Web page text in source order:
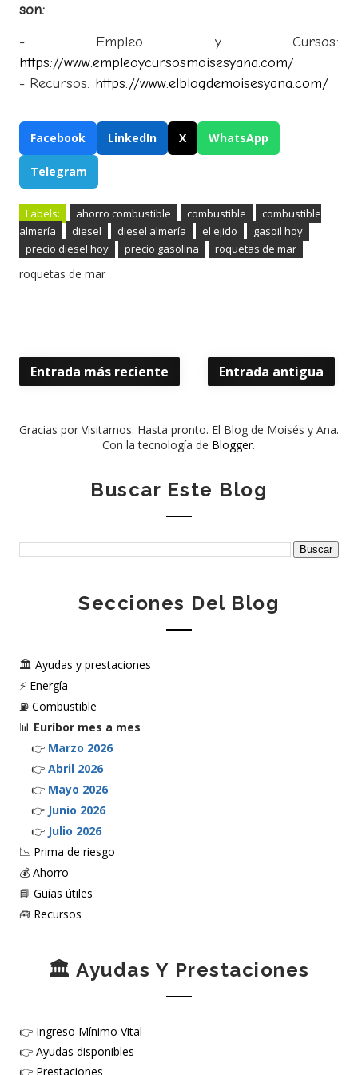
son:
- Empleo y Cursos:
https://www.empleoycursosmoisesyana.com/
- Recursos: https://www.elblogdemoisesyana.com/
Facebook LinkedIn X WhatsApp
Telegram
Labels: ahorro combustible combustible
combustible
almería
diesel diesel almería el ejido
gasoil hoy
precio diesel hoy
precio gasolina roquetas de mar
roquetas de mar
Entrada más reciente Entrada antigua
Gracias por Visitarnos. Hasta pronto. El Blog de Moisés y Ana.
Con la tecnología de Blogger.
Buscar Este Blog
Secciones Del Blog
🏛️ Ayudas y prestaciones
⚡ Energía
⛽ Combustible
📊 Euríbor mes a mes
👉 Marzo 2026
👉 Abril 2026
👉 Mayo 2026
👉 Junio 2026
👉 Julio 2026
📉 Prima de riesgo
💰 Ahorro
📘 Guías útiles
🧰 Recursos
🏛️ Ayudas Y Prestaciones
👉 Ingreso Mínimo Vital
👉 Ayudas disponibles
👉 Prestaciones